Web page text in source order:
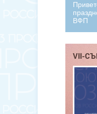
ВФП
VII-